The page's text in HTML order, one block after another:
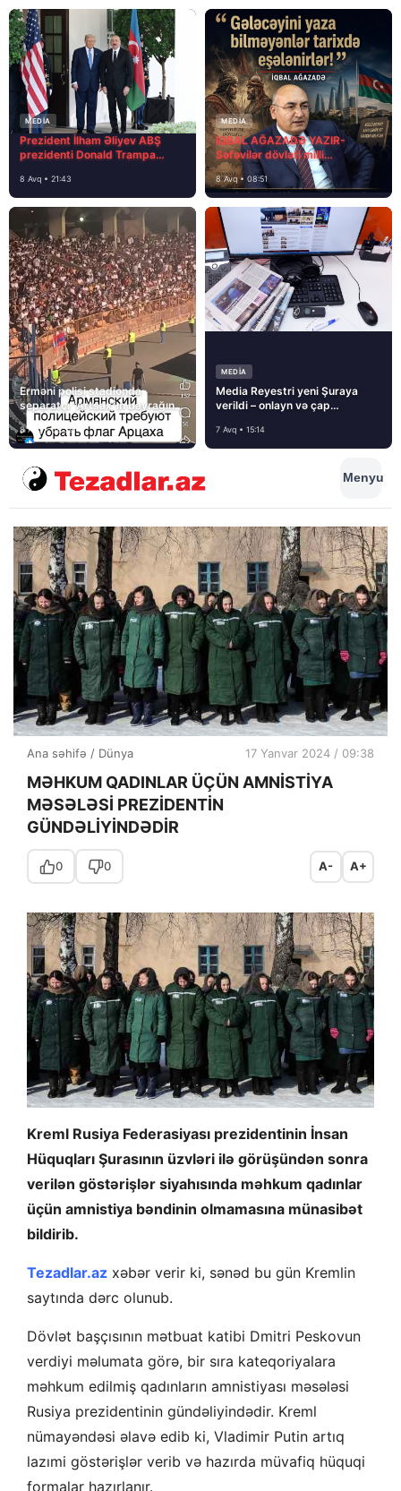
MEDİA
Prezident İlham Əliyev ABŞ
prezidenti Donald Trampa
8 Avq • 21:43
MEDİA
İQBAL AĞAZADƏ YAZIR-
Səfəvilər dövləti milli
dövlətdirmi?
8 Avq • 08:51
Erməni polisi stadionda
separatçı “Artsax”ın bayrağını
müsadirə etdi və…
8 Avq • 08:39
MEDİA
Media Reyestri yeni Şuraya
verildi – onlayn və çap
7 Avq • 15:14
Menyu
Ana səhifə / Dünya 17 Yanvar 2024 / 09:38
MƏHKUM QADINLAR ÜÇÜN AMNİSTİYA
MƏSƏLƏSİ PREZİDENTİN
GÜNDƏLİYİNDƏDİR
0 0 A- A+
Kreml Rusiya Federasiyası prezidentinin İnsan
Hüquqları Şurasının üzvləri ilə görüşündən sonra
verilən göstərişlər siyahısında məhkum qadınlar
üçün amnistiya bəndinin olmamasına münasibət
bildirib.
Tezadlar.az xəbər verir ki, sənəd bu gün Kremlin
saytında dərc olunub.
Dövlət başçısının mətbuat katibi Dmitri Peskovun
verdiyi məlumata görə, bir sıra kateqoriyalara
məhkum edilmiş qadınların amnistiyası məsələsi
Rusiya prezidentinin gündəliyindədir. Kreml
nümayəndəsi əlavə edib ki, Vladimir Putin artıq
lazımi göstərişlər verib və hazırda müvafiq hüquqi
formalar hazırlanır.